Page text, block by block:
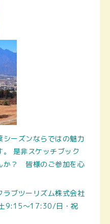
シーズンならではの魅力
是非スケッチブック
か？ 皆様のご参加を心
ラブツーリズム株式会社
土9:15～17:30/日・祝